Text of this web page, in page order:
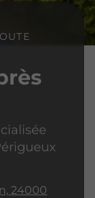
24000